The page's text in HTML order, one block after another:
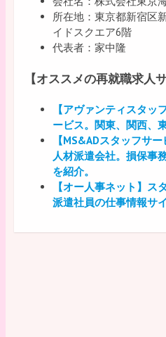
所在地：東京都新宿区
イドスクエア6階
代表者：家中隆
【オススメの再就職求人サ
【アヴァンティスタッ
ービス。関東、関西、
【MS&ADスタッフサ
人材派遣会社。損保事
を紹介。
【オー人事ネット】ス
派遣社員の仕事情報サイ